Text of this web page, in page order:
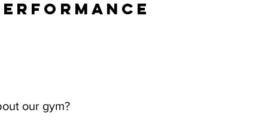
our gym?